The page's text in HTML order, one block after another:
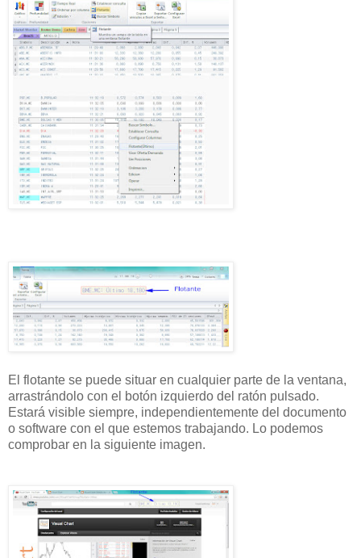
El flotante se puede situar en cualquier parte de la ventana,
arrastrándolo con el botón izquierdo del ratón pulsado.
Estará visible siempre, independientemente del documento
o software con el que estemos trabajando. Lo podemos
comprobar en la siguiente imagen.